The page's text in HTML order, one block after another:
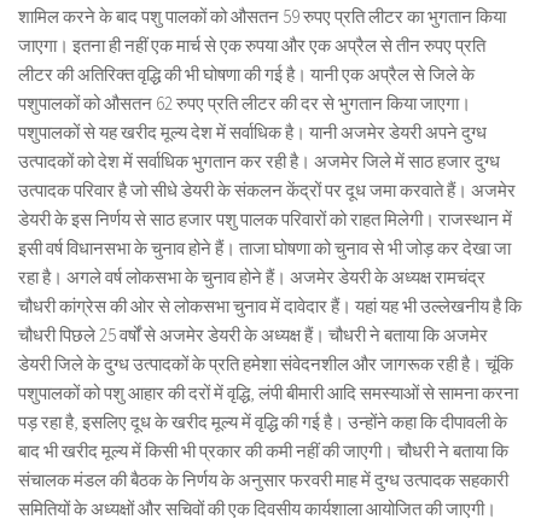
शामिल करने के बाद पशु पालकों को औसतन 59 रुपए प्रति लीटर का भुगतान किया
जाएगा। इतना ही नहीं एक मार्च से एक रुपया और एक अप्रैल से तीन रुपए प्रति
लीटर की अतिरिक्त वृद्धि की भी घोषणा की गई है। यानी एक अप्रैल से जिले के
पशुपालकों को औसतन 62 रुपए प्रति लीटर की दर से भुगतान किया जाएगा।
पशुपालकों से यह खरीद मूल्य देश में सर्वाधिक है। यानी अजमेर डेयरी अपने दुग्ध
उत्पादकों को देश में सर्वाधिक भुगतान कर रही है। अजमेर जिले में साठ हजार दुग्ध
उत्पादक परिवार है जो सीधे डेयरी के संकलन केंद्रों पर दूध जमा करवाते हैं। अजमेर
डेयरी के इस निर्णय से साठ हजार पशु पालक परिवारों को राहत मिलेगी। राजस्थान में
इसी वर्ष विधानसभा के चुनाव होने हैं। ताजा घोषणा को चुनाव से भी जोड़ कर देखा जा
रहा है। अगले वर्ष लोकसभा के चुनाव होने हैं। अजमेर डेयरी के अध्यक्ष रामचंद्र
चौधरी कांग्रेस की ओर से लोकसभा चुनाव में दावेदार हैं। यहां यह भी उल्लेखनीय है कि
चौधरी पिछले 25 वर्षों से अजमेर डेयरी के अध्यक्ष हैं। चौधरी ने बताया कि अजमेर
डेयरी जिले के दुग्ध उत्पादकों के प्रति हमेशा संवेदनशील और जागरूक रही है। चूंकि
पशुपालकों को पशु आहार की दरों में वृद्धि, लंपी बीमारी आदि समस्याओं से सामना करना
पड़ रहा है, इसलिए दूध के खरीद मूल्य में वृद्धि की गई है। उन्होंने कहा कि दीपावली के
बाद भी खरीद मूल्य में किसी भी प्रकार की कमी नहीं की जाएगी। चौधरी ने बताया कि
संचालक मंडल की बैठक के निर्णय के अनुसार फरवरी माह में दुग्ध उत्पादक सहकारी
समितियों के अध्यक्षों और सचिवों की एक दिवसीय कार्यशाला आयोजित की जाएगी।